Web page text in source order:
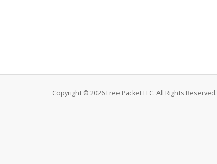
Copyright © 2026 Free Packet LLC. All Rights Reserved.